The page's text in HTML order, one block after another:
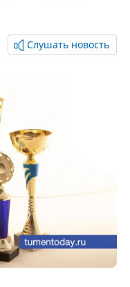
Слушать новость